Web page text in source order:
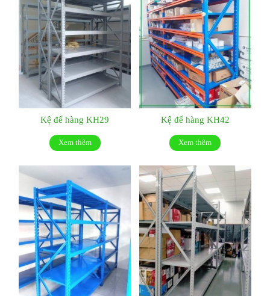
Kệ để hàng KH29
Xem thêm
Kệ để hàng KH42
Xem thêm